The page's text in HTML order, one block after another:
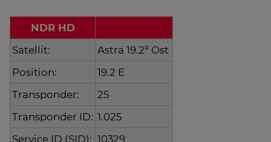
NDR HD
Satellit:
Astra 19.2° Ost
Position:
19.2 E
Transponder:
25
Transponder ID: 1.025
Service ID (SID): 10329